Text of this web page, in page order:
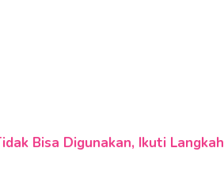
Bisa Digunakan, Ikuti Langkah